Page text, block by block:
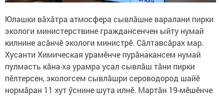
Юлашки вăхăтра атмосфера сывлăшне варалани пирки
экологи министерствине граждансенчен ыйту нумай
килнине асăнчӗ экологи министрӗ. Сăлтавсăрах мар.
Хусанти Химическая урамӗнче пурăнакансем нумай
пулмасть кăна-ха урамра усал сывлăш тăни пирки
пӗлтерсен, экологсем сывлăшри сероводород шайӗ
нормăран 11 хут ӳснине шута илнӗ. Мартăн 19-мӗшӗнче